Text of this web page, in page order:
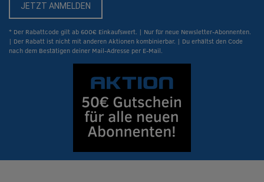
JETZT ANMELDEN
* Der Rabattcode gilt ab 600€ Einkaufswert. | Nur für neue Newsletter-Abonnenten.
| Der Rabatt ist nicht mit anderen Aktionen kombinierbar. | Du erhältst den Code
nach dem Bestätigen deiner Mail-Adresse per E-Mail.